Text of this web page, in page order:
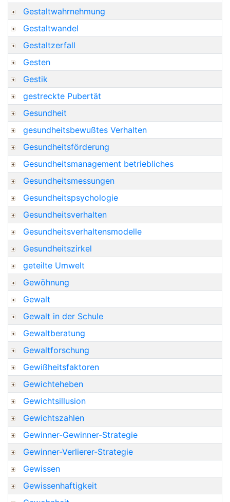
Gestaltwahrnehmung
Gestaltwandel
Gestaltzerfall
Gesten
Gestik
gestreckte Pubertät
Gesundheit
gesundheitsbewußtes Verhalten
Gesundheitsförderung
Gesundheitsmanagement betriebliches
Gesundheitsmessungen
Gesundheitspsychologie
Gesundheitsverhalten
Gesundheitsverhaltensmodelle
Gesundheitszirkel
geteilte Umwelt
Gewöhnung
Gewalt
Gewalt in der Schule
Gewaltberatung
Gewaltforschung
Gewißheitsfaktoren
Gewichteheben
Gewichtsillusion
Gewichtszahlen
Gewinner-Gewinner-Strategie
Gewinner-Verlierer-Strategie
Gewissen
Gewissenhaftigkeit